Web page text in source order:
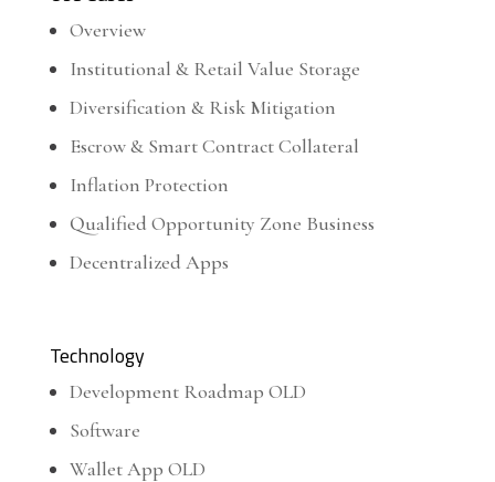
Overview
Institutional & Retail Value Storage
Diversification & Risk Mitigation
Escrow & Smart Contract Collateral
Inflation Protection
Qualified Opportunity Zone Business
Decentralized Apps
Technology
Development Roadmap OLD
Software
Wallet App OLD